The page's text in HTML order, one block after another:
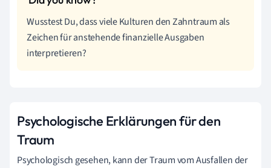
Wusstest Du, dass viele Kulturen den Zahntraum als
Zeichen für anstehende finanzielle Ausgaben
interpretieren?
Psychologische Erklärungen für den
Traum
Psychologisch gesehen, kann der Traum vom Ausfallen der